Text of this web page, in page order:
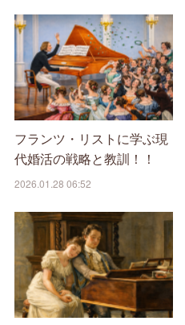
フランツ・リストに学ぶ現
代婚活の戦略と教訓！！
2026.01.28 06:52